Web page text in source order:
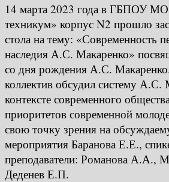
14 марта 2023 года в ГБПОУ
техникум» корпус N2 прошло
стола на тему: «Современность
наследия А.С. Макаренко»
со дня рождения А.С.
коллектив обсудил систему А.С.
контексте современного
приоритетов современной
свою точку зрения на
мероприятия Баранова Е.Е.,
преподаватели: Романова А.А.,
Деденев Е.П.